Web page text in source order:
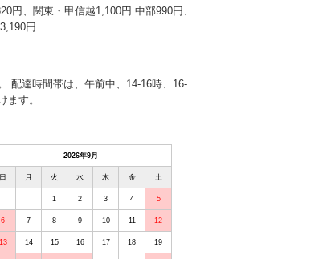
円、関東・甲信越1,100円 中部990円、
円
配達時間帯は、午前中、14-16時、16-
ます。
2026年9月
日 月 火 水 木 金 土
1 2 3 4 5
6 7 8 9 10 11 12
13 14 15 16 17 18 19